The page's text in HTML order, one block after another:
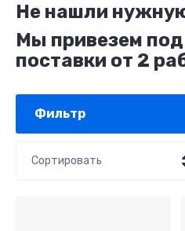
Не нашли
Мы привезем
поставки от 2
Фильтр
Сортировать